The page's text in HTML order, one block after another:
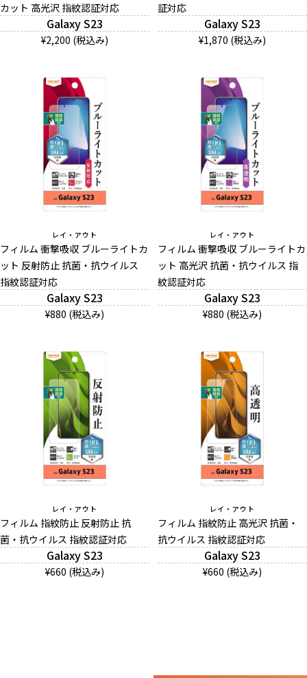
カット 高光沢 指紋認証対応
Galaxy S23
¥2,200 (税込み)
証対応
Galaxy S23
¥1,870 (税込み)
レイ・アウト
フィルム 衝撃吸収 ブルーライトカ
ット 反射防止 抗菌・抗ウイルス
指紋認証対応
Galaxy S23
¥880 (税込み)
レイ・アウト
フィルム 衝撃吸収 ブルーライトカ
ット 高光沢 抗菌・抗ウイルス 指
紋認証対応
Galaxy S23
¥880 (税込み)
レイ・アウト
フィルム 指紋防止 反射防止 抗
菌・抗ウイルス 指紋認証対応
Galaxy S23
¥660 (税込み)
レイ・アウト
フィルム 指紋防止 高光沢 抗菌・
抗ウイルス 指紋認証対応
Galaxy S23
¥660 (税込み)